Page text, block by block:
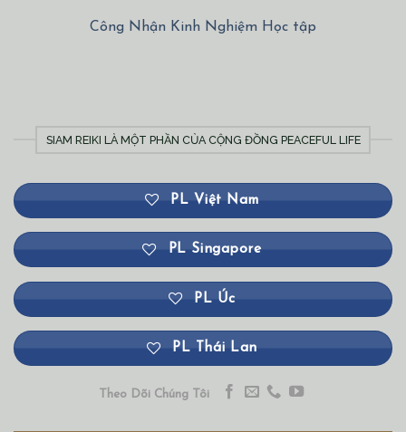
Công Nhận Kinh Nghiệm Học tập
SIAM REIKI LÀ MỘT PHẦN CỦA CỘNG ĐỒNG PEACEFUL LIFE
PL Việt Nam
PL Singapore
PL Úc
PL Thái Lan
Theo Dõi Chúng Tôi